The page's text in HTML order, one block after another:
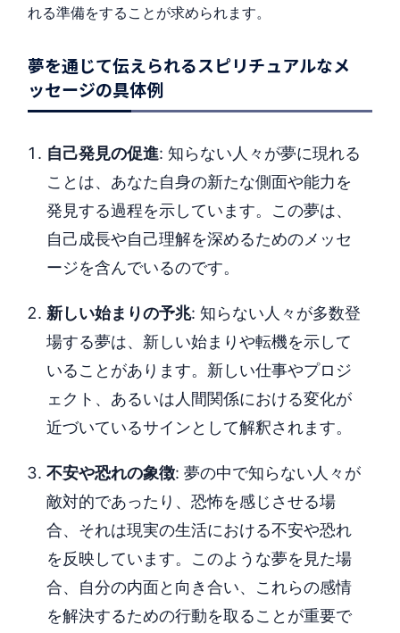
れる準備をすることが求められます。
夢を通じて伝えられるスピリチュアルなメ
ッセージの具体例
自己発見の促進: 知らない人々が夢に現れる
ことは、あなた自身の新たな側面や能力を
発見する過程を示しています。この夢は、
自己成長や自己理解を深めるためのメッセ
ージを含んでいるのです。
新しい始まりの予兆: 知らない人々が多数登
場する夢は、新しい始まりや転機を示して
いることがあります。新しい仕事やプロジ
ェクト、あるいは人間関係における変化が
近づいているサインとして解釈されます。
不安や恐れの象徴: 夢の中で知らない人々が
敵対的であったり、恐怖を感じさせる場
合、それは現実の生活における不安や恐れ
を反映しています。このような夢を見た場
合、自分の内面と向き合い、これらの感情
を解決するための行動を取ることが重要で